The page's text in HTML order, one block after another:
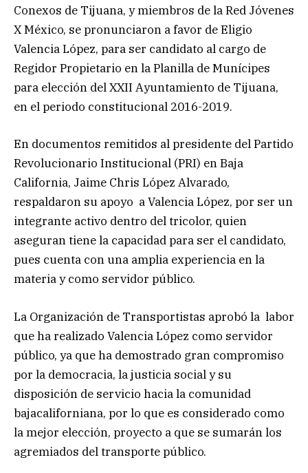
Conexos de Tijuana, y miembros de la Red Jóvenes
X México, se pronunciaron a favor de Eligio
Valencia López, para ser candidato al cargo de
Regidor Propietario en la Planilla de Munícipes
para elección del XXII Ayuntamiento de Tijuana,
en el periodo constitucional 2016-2019.
En documentos remitidos al presidente del Partido
Revolucionario Institucional (PRI) en Baja
California, Jaime Chris López Alvarado,
respaldaron su apoyo a Valencia López, por ser un
integrante activo dentro del tricolor, quien
aseguran tiene la capacidad para ser el candidato,
pues cuenta con una amplia experiencia en la
materia y como servidor público.
La Organización de Transportistas aprobó la labor
que ha realizado Valencia López como servidor
público, ya que ha demostrado gran compromiso
por la democracia, la justicia social y su
disposición de servicio hacia la comunidad
bajacaliforniana, por lo que es considerado como
la mejor elección, proyecto a que se sumarán los
agremiados del transporte público.